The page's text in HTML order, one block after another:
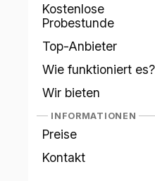
Kostenlose
Probestunde
Top-Anbieter
Wie funktioniert es?
Wir bieten
INFORMATIONEN
Preise
Kontakt